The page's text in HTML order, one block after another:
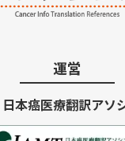
運営
本癌医療翻訳アソ